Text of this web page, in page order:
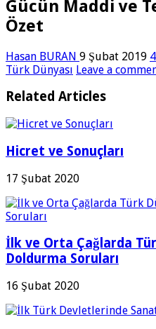
Gücün Maddi ve
Özet
Hasan BURAN 9 Şubat 2019
Türk Dünyası Leave a
Related Articles
Hicret ve Sonuçları
17 Şubat 2020
İlk ve Orta Çağlarda
Doldurma Soruları
16 Şubat 2020